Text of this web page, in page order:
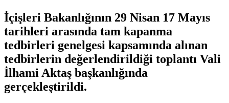
İçişleri Bakanlığının 29 Nisan 17 Mayıs
tarihleri arasında tam kapanma
tedbirleri genelgesi kapsamında alınan
tedbirlerin değerlendirildiği toplantı Vali
İlhami Aktaş başkanlığında
gerçekleştirildi.